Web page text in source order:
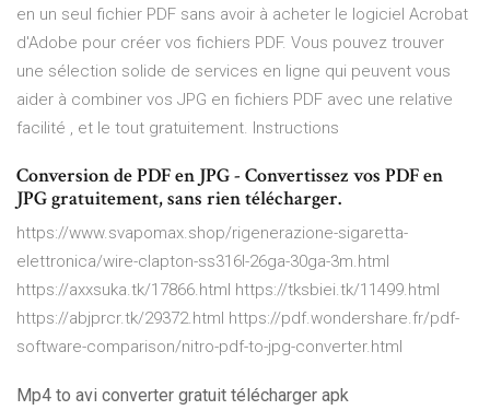
en un seul fichier PDF sans avoir à acheter le logiciel Acrobat
d'Adobe pour créer vos fichiers PDF. Vous pouvez trouver
une sélection solide de services en ligne qui peuvent vous
aider à combiner vos JPG en fichiers PDF avec une relative
facilité , et le tout gratuitement. Instructions
Conversion de PDF en JPG - Convertissez vos PDF en
JPG gratuitement, sans rien télécharger.
https://www.svapomax.shop/rigenerazione-sigaretta-
elettronica/wire-clapton-ss316l-26ga-30ga-3m.html
https://axxsuka.tk/17866.html https://tksbiei.tk/11499.html
https://abjprcr.tk/29372.html https://pdf.wondershare.fr/pdf-
software-comparison/nitro-pdf-to-jpg-converter.html
Mp4 to avi converter gratuit télécharger apk